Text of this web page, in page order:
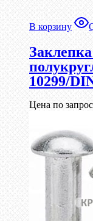
В корзину
10299/
Цена по